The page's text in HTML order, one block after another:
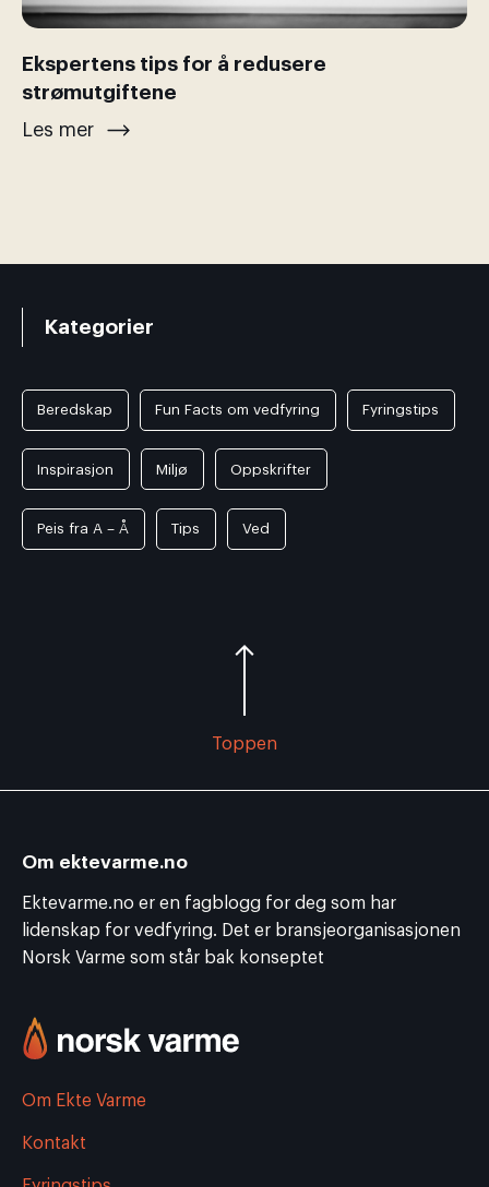
Ekspertens tips for å redusere
strømutgiftene
Les mer
Kategorier
Beredskap Fun Facts om vedfyring Fyringstips
Inspirasjon Miljø Oppskrifter
Peis fra A – Å Tips Ved
Toppen
Om ektevarme.no
Ektevarme.no er en fagblogg for deg som har
lidenskap for vedfyring. Det er bransjeorganisasjonen
Norsk Varme som står bak konseptet
Om Ekte Varme
Kontakt